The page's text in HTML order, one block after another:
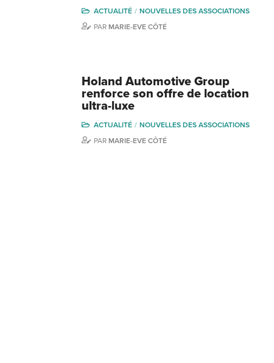
ACTUALITÉ
NOUVELLES DES ASSOCIATIONS
PAR MARIE-EVE CÔTÉ
Holand Automotive Group
renforce son offre de location
ultra-luxe
ACTUALITÉ
NOUVELLES DES ASSOCIATIONS
PAR MARIE-EVE CÔTÉ